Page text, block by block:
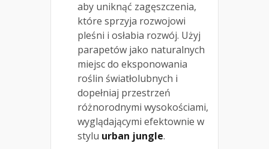
aby uniknąć zagęszczenia,
które sprzyja rozwojowi
pleśni i osłabia rozwój. Użyj
parapetów jako naturalnych
miejsc do eksponowania
roślin światłolubnych i
dopełniaj przestrzeń
różnorodnymi wysokościami,
wyglądającymi efektownie w
stylu urban jungle.